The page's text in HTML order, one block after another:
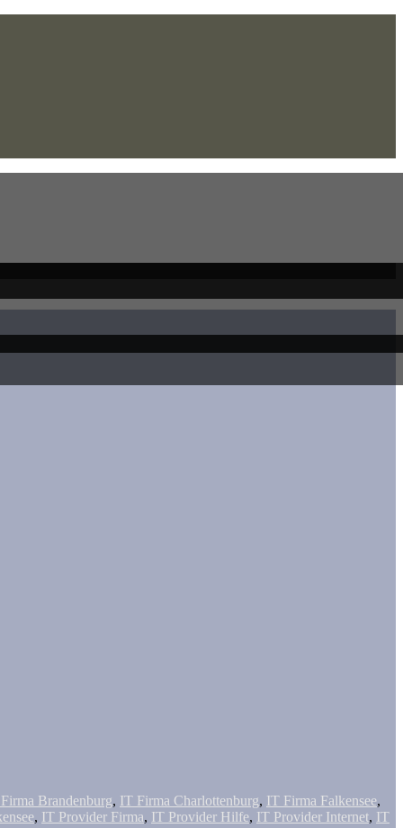
Brandenburg, IT Firma Charlottenburg, IT Firma Falkensee,
, IT Provider Firma, IT Provider Hilfe, IT Provider Internet, IT